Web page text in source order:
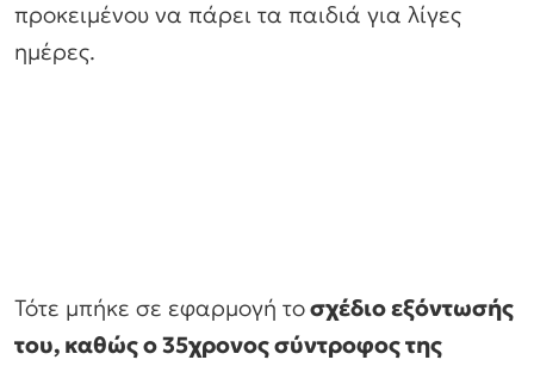
προκειμένου να πάρει τα παιδιά για λίγες
ημέρες.
Τότε μπήκε σε εφαρμογή τοσχέδιο εξόντωσής
του, καθώς ο 35χρονος σύντροφος της